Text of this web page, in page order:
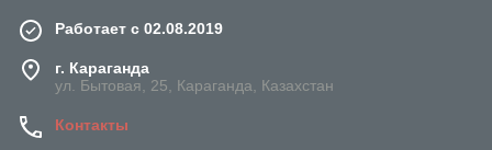
Работает с 02.08.2019
г. Караганда
ул. Бытовая, 25, Караганда, Казахстан
Контакты